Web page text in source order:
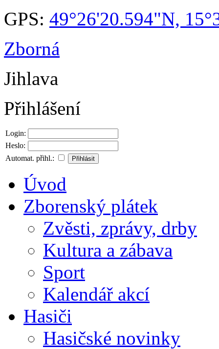
GPS: 49°26'20.594"N,
Zborná
Jihlava
Přihlášení
Login:
Heslo:
Automat. přihl.:
Úvod
Zborenský plátek
Zvěsti, zprávy, drby
Kultura a zábava
Sport
Kalendář akcí
Hasiči
Hasičské novinky